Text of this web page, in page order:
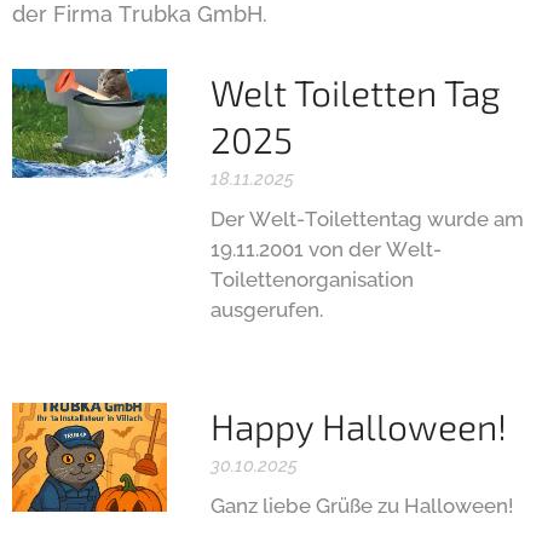
der Firma Trubka GmbH.
Welt Toiletten Tag
2025
18.11.2025
Der Welt-Toilettentag wurde am
19.11.2001 von der Welt-
Toilettenorganisation
ausgerufen.
Happy Halloween!
30.10.2025
Ganz liebe Grüße zu Halloween!